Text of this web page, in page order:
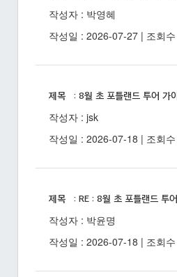
작성자 : 박영혜
작성일 : 2026-07-27 | 조회수
제목 : 8월 초 포틀랜드 투어 가
작성자 : jsk
작성일 : 2026-07-18 | 조회
제목 : RE : 8월 초 포틀랜드 투
작성자 : 박윤명
작성일 : 2026-07-18 | 조회